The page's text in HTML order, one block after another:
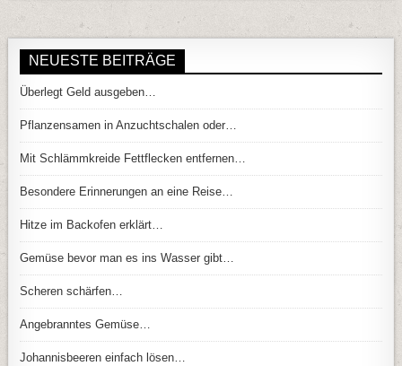
NEUESTE BEITRÄGE
Überlegt Geld ausgeben…
Pflanzensamen in Anzuchtschalen oder…
Mit Schlämmkreide Fettflecken entfernen…
Besondere Erinnerungen an eine Reise…
Hitze im Backofen erklärt…
Gemüse bevor man es ins Wasser gibt…
Scheren schärfen…
Angebranntes Gemüse…
Johannisbeeren einfach lösen…